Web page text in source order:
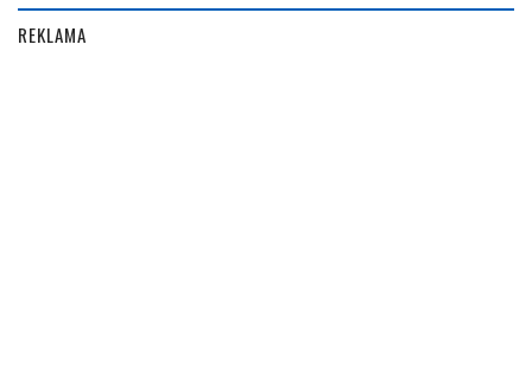
REKLAMA